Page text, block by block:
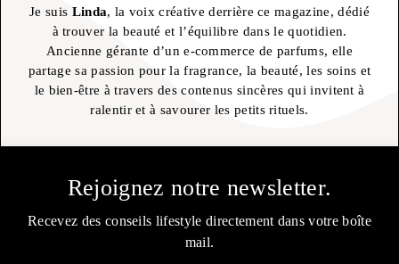
Je suis Linda, la voix créative derrière ce magazine, dédié
à trouver la beauté et l’équilibre dans le quotidien.
Ancienne gérante d’un e-commerce de parfums, elle
partage sa passion pour la fragrance, la beauté, les soins et
le bien-être à travers des contenus sincères qui invitent à
ralentir et à savourer les petits rituels.
Rejoignez notre newsletter.
Recevez des conseils lifestyle directement dans votre boîte
mail.